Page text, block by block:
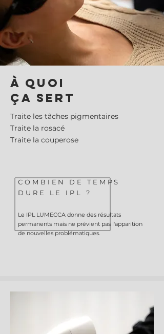
À QUOI
ÇA SERT
Traite les tâches pigmentaires
Traite la rosacé
Traite la couperose
COMBIEN DE TEMPS
DURE LE IPL ?
Le IPL LUMECCA donne des résultats
permanents mais ne prévient pas l'apparition
de nouvelles problématiques.